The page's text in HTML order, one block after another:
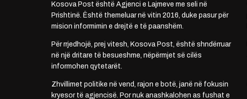
Kosova Post është Agjenci e Lajmeve me seli në
Prishtinë. Është themeluar në vitin 2016, duke pasur për
mision informimin e drejtë e të paanshëm.
Për rrjedhojë, prej vitesh, Kosova Post, është shndërruar
në një dritare të besueshme, nëpërmjet së cilës
informohen qytetarët.
Zhvillimet politike në vend, rajon e botë, janë në fokusin
kryesor të agjencisë. Por nuk anashkalohen as fushat e